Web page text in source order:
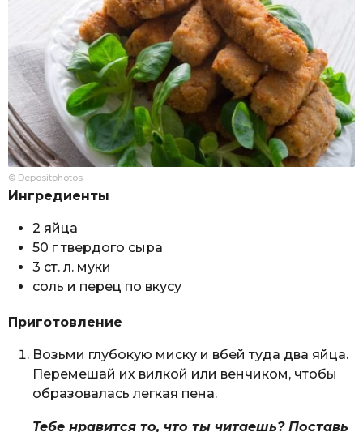
© Depositphotos
Ингредиенты
2 яйца
50 г твердого сыра
3 ст. л. муки
соль и перец по вкусу
Приготовление
Возьми глубокую миску и вбей туда два яйца.
Перемешай их вилкой или венчиком, чтобы
образовалась легкая пена.
Тебе нравится то, что ты читаешь? Поставь